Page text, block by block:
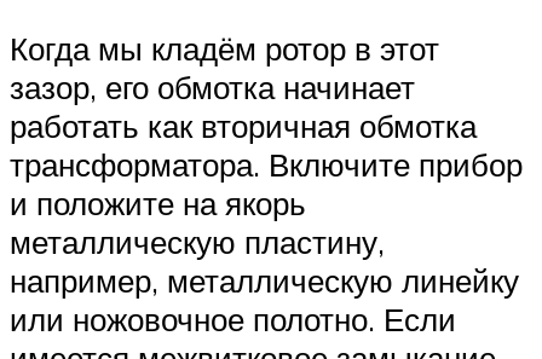
Когда мы кладём ротор в этот
зазор, его обмотка начинает
работать как вторичная обмотка
трансформатора. Включите прибор
и положите на якорь
металлическую пластину,
например, металлическую линейку
или ножовочное полотно. Если